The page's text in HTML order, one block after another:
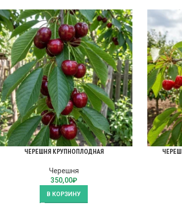
ЧЕРЕШНЯ КРУПНОПЛОДНАЯ
Черешня
350,00₽
В КОРЗИНУ